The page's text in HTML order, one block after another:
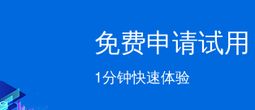
免费申请试用
1分钟快速体验